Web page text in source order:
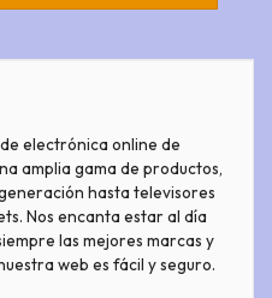
electrónica online de
amplia gama de productos,
hasta televisores
Nos encanta estar al día
las mejores marcas y
web es fácil y seguro.